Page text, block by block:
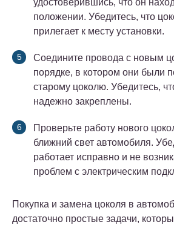
удостоверившись, что он
положении. Убедитесь, что
прилегает к месту установки.
Соедините провода с новым
порядке, в котором они были
старому цоколю. Убедитесь,
надежно закреплены.
Проверьте работу нового
ближний свет автомобиля.
работает исправно и не
проблем с электрическим
Покупка и замена цоколя в
достаточно простые задачи,